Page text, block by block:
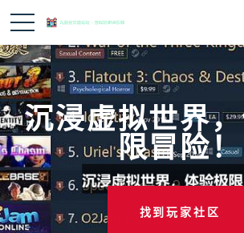
沉浸虚拟世界
限冒险！
找到玩家社区